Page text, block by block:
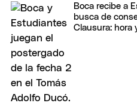
Boca recibe a
busca de
Clausura: hora